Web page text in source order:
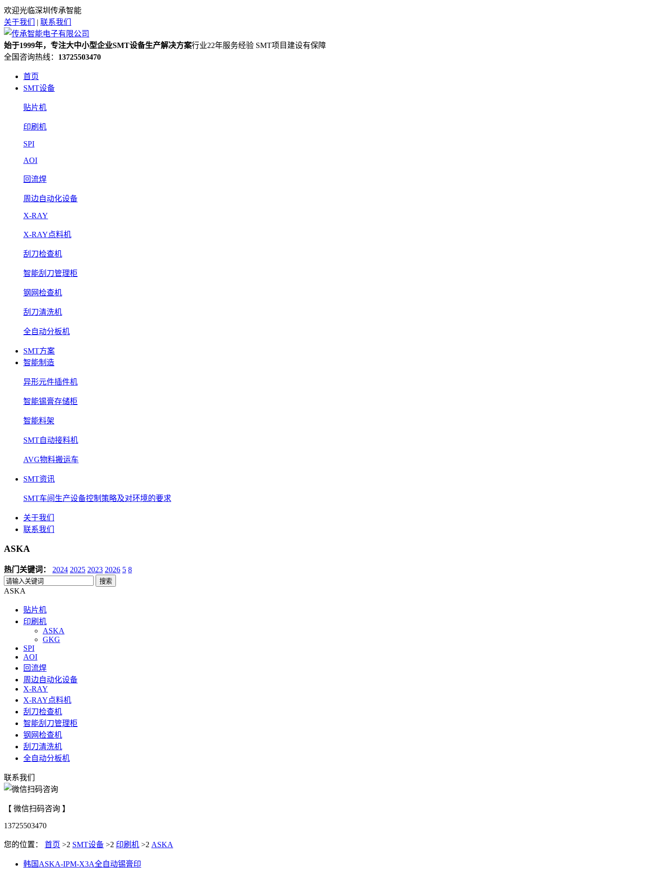
欢迎光临深圳传承智能
关于我们
| 联系我们
始于1999年，专注大中小型企业SMT设备生产解决方案行业22年服务经验 SMT项目建设有保障
全国咨询热线： 13725503470
首页
SMT设备
贴片机
印刷机
SPI
AOI
回流焊
周边自动化设备
X-RAY
X-RAY点料机
刮刀检查机
智能刮刀管理柜
钢网检查机
刮刀清洗机
全自动分板机
SMT方案
智能制造
异形元件插件机
智能锡膏存储柜
智能料架
SMT自动接料机
AVG物料搬运车
SMT资讯
SMT车间生产设备控制策略及对环境的要求
关于我们
联系我们
ASKA
热门关键词： 2024 2025 2023 2026 5 8
搜索
ASKA
贴片机
印刷机
ASKA
GKG
SPI
AOI
回流焊
周边自动化设备
X-RAY
X-RAY点料机
刮刀检查机
智能刮刀管理柜
钢网检查机
刮刀清洗机
全自动分板机
联系我们
【 微信扫码咨询 】
13725503470
您的位置： 首页 >2 SMT设备 >2 印刷机 >2 ASKA
韩国ASKA-IPM-X3A全自动锡膏印